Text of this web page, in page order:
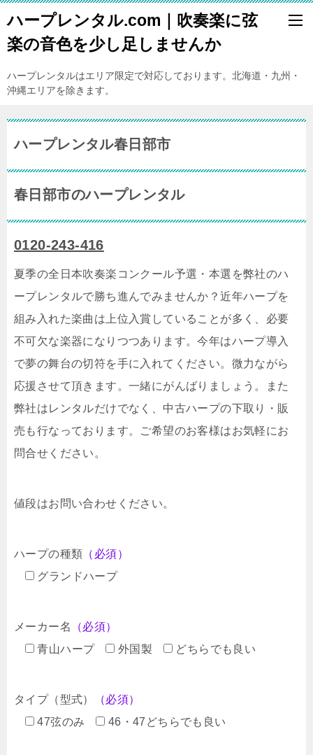
ハープレンタル.com｜吹奏楽に弦
楽の音色を少し足しませんか
ハープレンタルはエリア限定で対応しております。北海道・九州・
沖縄エリアを除きます。
ハープレンタル春日部市
春日部市のハープレンタル
0120-243-416
夏季の全日本吹奏楽コンクール予選・本選を弊社のハ
ープレンタルで勝ち進んでみませんか？近年ハープを
組み入れた楽曲は上位入賞していることが多く、必要
不可欠な楽器になりつつあります。今年はハープ導入
で夢の舞台の切符を手に入れてください。微力ながら
応援させて頂きます。一緒にがんばりましょう。また
弊社はレンタルだけでなく、中古ハープの下取り・販
売も行なっております。ご希望のお客様はお気軽にお
問合せください。
値段はお問い合わせください。
ハープの種類 （必須）
グランドハープ
メーカー名
（必須）
青山ハープ
外国製 どちらでも良い
タイプ（型式）
（必須）
47弦のみ
46・47どちらでも良い